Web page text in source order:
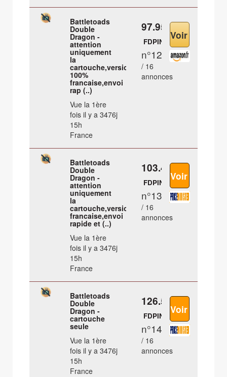
Battletoads
Double
Dragon -
attention
uniquement
la
cartouche,version
100%
francaise,envoi
rap (..)
Vue la 1ère
fois il y a 3476j
15h
France
97.95 €
FDPIN
n°12
/ 16
annonces
Battletoads
Double
Dragon -
attention
uniquement
la
cartouche,version
francaise,envoi
rapide et (..)
Vue la 1ère
fois il y a 3476j
15h
France
103.45 €
FDPIN
n°13
/ 16
annonces
Battletoads
Double
Dragon -
cartouche
seule
Vue la 1ère
fois il y a 3476j
15h
France
126.55 €
FDPIN
n°14
/ 16
annonces